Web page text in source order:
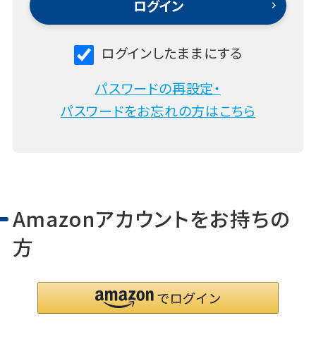
ログインしたままにする
パスワードの再設定・
パスワードをお忘れの方はこちら
Amazonアカウントをお持ちの
方